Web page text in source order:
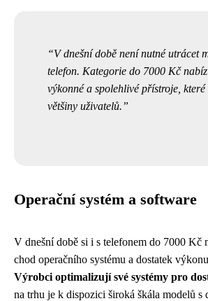
V dnešní době není nutné utrácet
telefon. Kategorie do 7000 Kč
výkonné a spolehlivé přístroje,
většiny uživatelů.
Operační systém a software
V dnešní době si i s telefonem do 7000 Kč
chod operačního systému a dostatek
Výrobci optimalizují své systémy pro
na trhu je k dispozici široká škála modelů s